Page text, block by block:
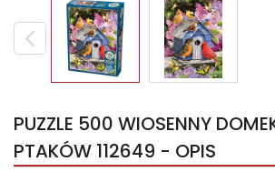
PUZZLE 500 WIOSENNY
PTAKÓW 112649 - OPIS